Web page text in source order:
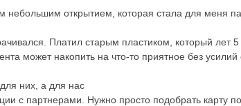
небольшим открытием, которая стала для меня
Платил старым пластиком, который лет
может накопить на что-то приятное без
них, а для нас
с партнерами. Нужно просто подобрать карту